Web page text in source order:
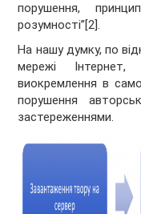
порушення,
розумності”[2].
На нашу думку, по
мережі
виокремлення в
порушення
застереженнями.